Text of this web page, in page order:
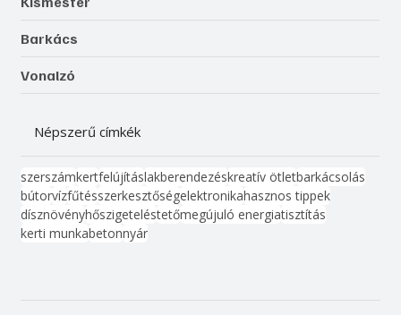
Barkács
Vonalzó
Népszerű címkék
szerszámkertfelújításlakberendezéskreatív ötletbarkácsolás
bútorvízfűtésszerkesztőségelektronikahasznos tippek
dísznövényhőszigeteléstetőmegújuló energiatisztítás
kerti munkabetonnyár